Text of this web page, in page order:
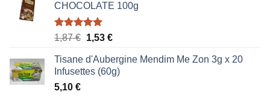
CHOCOLATE 100g
Note5.00
1,87€ Le
initial
était :
1,53 €Le
actuel
est :
Tisane d'Aubergine Mendim Me Zon 3g x 20
Infusettes (60g)
5,10 €